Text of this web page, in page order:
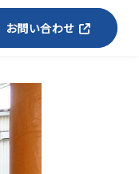
お問い合わせ